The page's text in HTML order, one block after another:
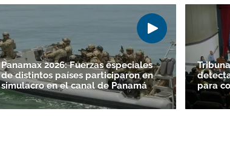
Panamax 2026: Fuerzas especiales
de distintos países participaron en
simulacro en el canal de Panamá
para